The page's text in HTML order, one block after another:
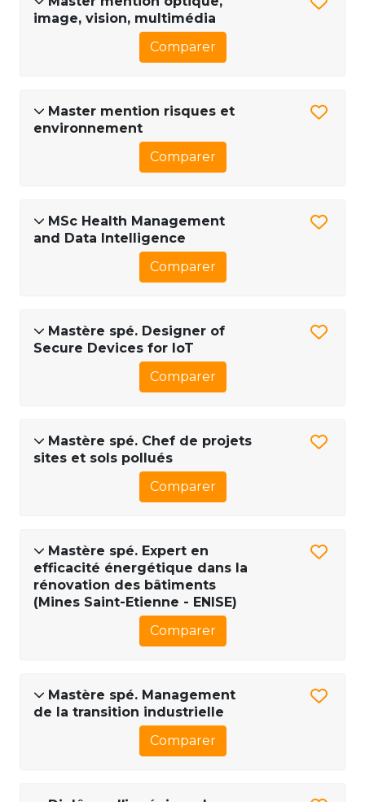
image, vision, multimédia
Comparer
Master mention risques et
environnement
Comparer
MSc Health Management
and Data Intelligence
Comparer
Mastère spé. Designer of
Secure Devices for IoT
Comparer
Mastère spé. Chef de projets
sites et sols pollués
Comparer
Mastère spé. Expert en
efficacité énergétique dans la
rénovation des bâtiments
(Mines Saint-Etienne - ENISE)
Comparer
Mastère spé. Management
de la transition industrielle
Comparer